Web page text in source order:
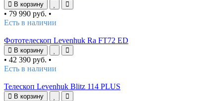
В корзину
• 79 990 руб. •
Есть в наличии
Фототелескоп Levenhuk Ra FT72 ED
В корзину
• 42 390 руб. •
Есть в наличии
Телескоп Levenhuk Blitz 114 PLUS
В корзину